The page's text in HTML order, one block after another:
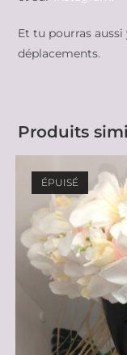
Et tu pourras
déplacements.
Produits
ÉPUISÉ